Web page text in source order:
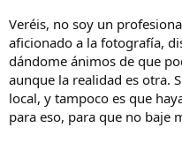
Veréis, no soy un
aficionado a la fotografía,
dándome ánimos de que
aunque la realidad es otra.
local, y tampoco es que
para eso, para que no baje